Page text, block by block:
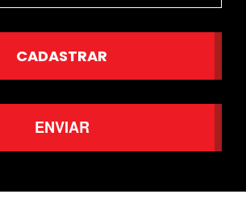
ENVIAR